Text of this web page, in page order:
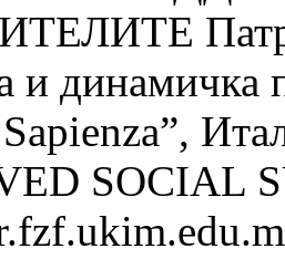
и динамичка
SOCIAL